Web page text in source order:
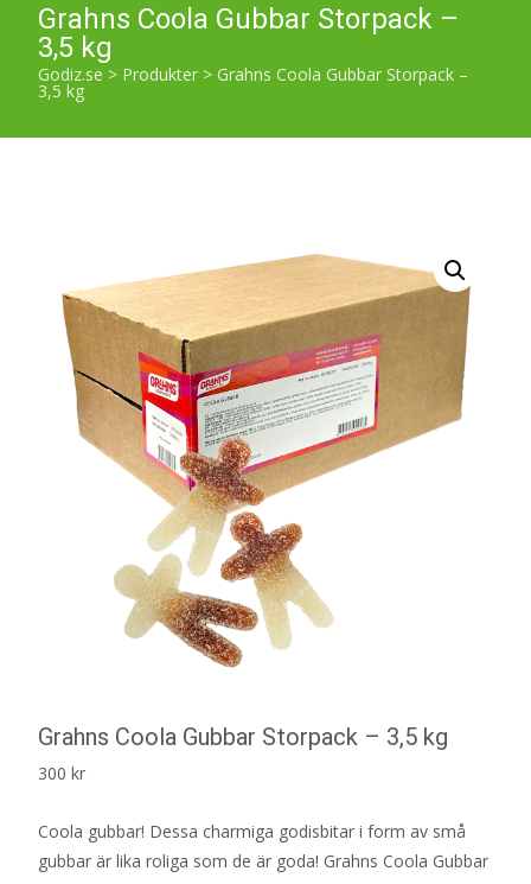
Grahns Coola Gubbar Storpack –
3,5 kg
Godiz.se > Produkter > Grahns Coola Gubbar Storpack –
3,5 kg
Grahns Coola Gubbar Storpack – 3,5 kg
300 kr
Coola gubbar! Dessa charmiga godisbitar i form av små
gubbar är lika roliga som de är goda! Grahns Coola Gubbar